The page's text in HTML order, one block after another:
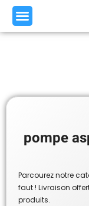
pompe
Parcourez notre
faut ! Livraison
produits.